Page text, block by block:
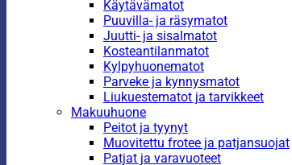
Käytävämatot
Puuvilla- ja räsymatot
Juutti- ja sisalmatot
Kosteantilanmatot
Kylpyhuonematot
Parveke ja kynnysmatot
Liukuestematot ja tarvikkeet
Makuuhuone
Peitot ja tyynyt
Muovitettu frotee ja patjansuojat
Patjat ja varavuoteet